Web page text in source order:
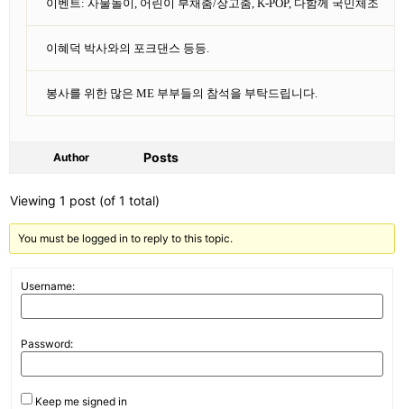
이벤트: 사물놀이, 어린이 부채춤/장고춤, K-POP, 다함께 국민체조
이혜덕 박사와의 포크댄스 등등.
봉사를 위한 많은 ME 부부들의 참석을 부탁드립니다.
Author Posts
Viewing 1 post (of 1 total)
You must be logged in to reply to this topic.
Username:
Password:
Keep me signed in